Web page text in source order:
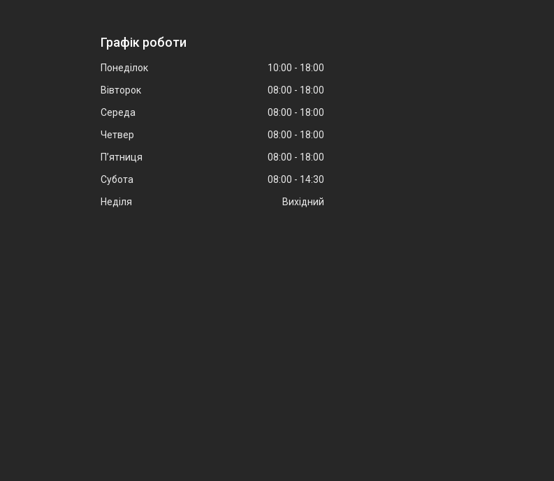
Графік роботи
Понеділок 10:00
18:00
Вівторок
08:00
18:00
Середа
08:00
18:00
Четвер
08:00
18:00
Пʼятниця
08:00
18:00
Субота
08:00
14:30
Неділя
Вихідний